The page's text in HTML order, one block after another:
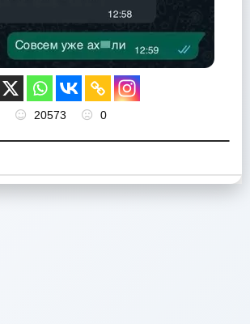
20573 0